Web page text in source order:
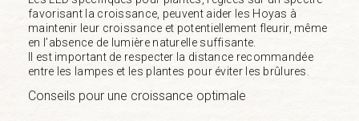
favorisant la croissance, peuvent aider les Hoyas à
maintenir leur croissance et potentiellement fleurir, même
en l’absence de lumière naturelle suffisante.
Il est important de respecter la distance recommandée
entre les lampes et les plantes pour éviter les brûlures.
Conseils pour une croissance optimale